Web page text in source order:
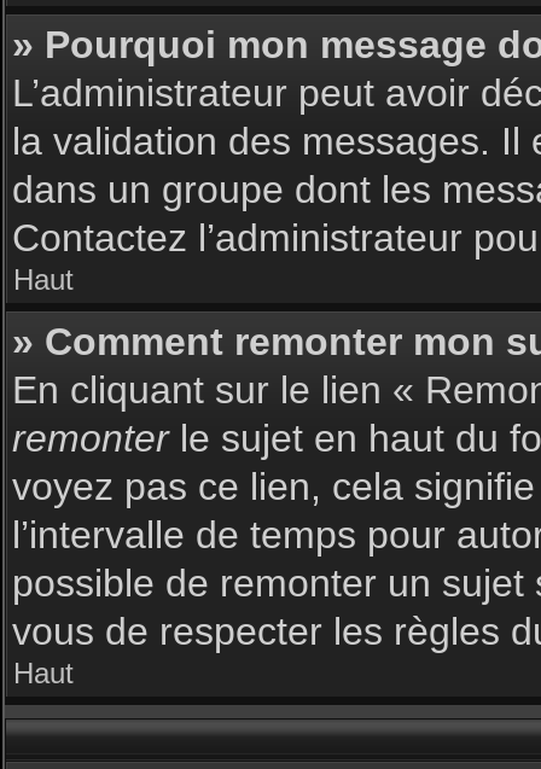
» Pourquoi mon message
L’administrateur peut avoir
la validation des messages. Il
dans un groupe dont les
Contactez l’administrateur
Haut
» Comment remonter mon
En cliquant sur le lien «
remonterle sujet en haut du
voyez pas ce lien, cela
l’intervalle de temps pour
possible de remonter un
vous de respecter les règles
Haut